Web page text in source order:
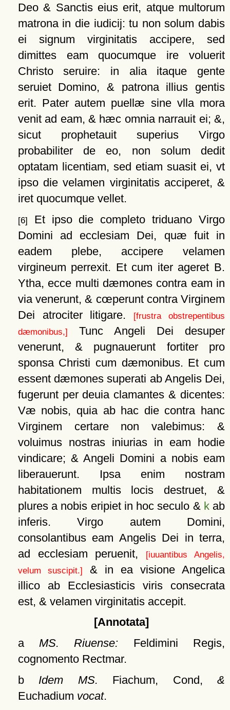
Deo & Sanctis eius erit, atque multorum
matrona in die iudicij: tu non solum dabis
ei signum virginitatis accipere, sed
dimittes eam quocumque ire voluerit
Christo seruire: in alia itaque gente
seruiet Domino, & patrona illius gentis
erit. Pater autem puellæ sine vlla mora
venit ad eam, & hæc omnia narrauit ei; &,
sicut prophetauit superius Virgo
probabiliter de eo, non solum dedit
optatam licentiam, sed etiam suasit ei, vt
ipso die velamen virginitatis acciperet, &
iret quocumque vellet.
[6]
Et ipso die completo triduano Virgo
Domini ad ecclesiam Dei, quæ fuit in
eadem plebe, accipere velamen
virgineum perrexit. Et cum iter ageret B.
Ytha, ecce multi dæmones contra eam in
via venerunt, & cœperunt contra Virginem
Dei atrociter litigare.
[frustra obstrepentibus
dæmonibus,]
Tunc Angeli Dei desuper
venerunt, & pugnauerunt fortiter pro
sponsa Christi cum dæmonibus. Et cum
essent dæmones superati ab Angelis Dei,
fugerunt per deuia clamantes & dicentes:
Væ nobis, quia ab hac die contra hanc
Virginem certare non valebimus: &
voluimus nostras iniurias in eam hodie
vindicare; & Angeli Domini a nobis eam
liberauerunt. Ipsa enim nostram
habitationem multis locis destruet, &
plures a nobis eripiet in hoc seculo & kab
inferis. Virgo autem Domini,
consolantibus eam Angelis Dei in terra,
ad ecclesiam peruenit,
[iuuantibus Angelis,
velum suscipit.]
& in ea visione Angelica
illico ab Ecclesiasticis viris consecrata
est, & velamen virginitatis accepit.
[Annotata]
aMS. Riuense: Feldimini Regis,
cognomento Rectmar.
b Idem MS. Fiachum, Cond, &
Euchadium vocat.